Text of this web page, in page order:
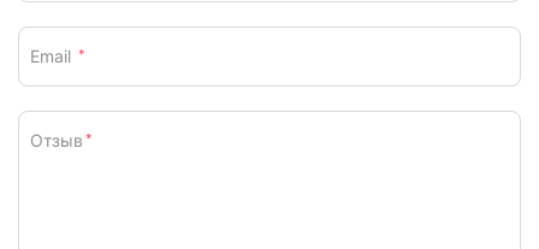
Email *
Отзыв *